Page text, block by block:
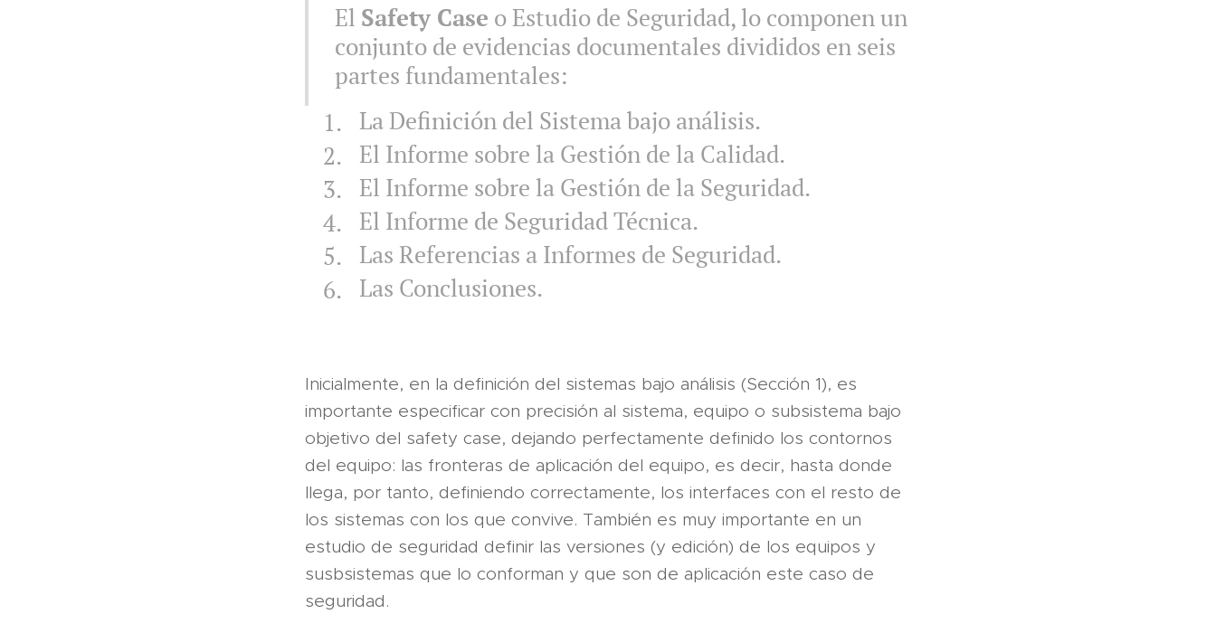
El Safety Case o Estudio de Seguridad, lo componen un
conjunto de evidencias documentales divididos en seis
partes fundamentales:
La Definición del Sistema bajo análisis.
El Informe sobre la Gestión de la Calidad.
El Informe sobre la Gestión de la Seguridad.
El Informe de Seguridad Técnica.
Las Referencias a Informes de Seguridad.
Las Conclusiones.
Inicialmente, en la definición del sistemas bajo análisis (Sección 1), es
importante especificar con precisión al sistema, equipo o subsistema bajo
objetivo del safety case, dejando perfectamente definido los contornos
del equipo: las fronteras de aplicación del equipo, es decir, hasta donde
llega, por tanto, definiendo correctamente, los interfaces con el resto de
los sistemas con los que convive. También es muy importante en un
estudio de seguridad definir las versiones (y edición) de los equipos y
susbsistemas que lo conforman y que son de aplicación este caso de
seguridad.